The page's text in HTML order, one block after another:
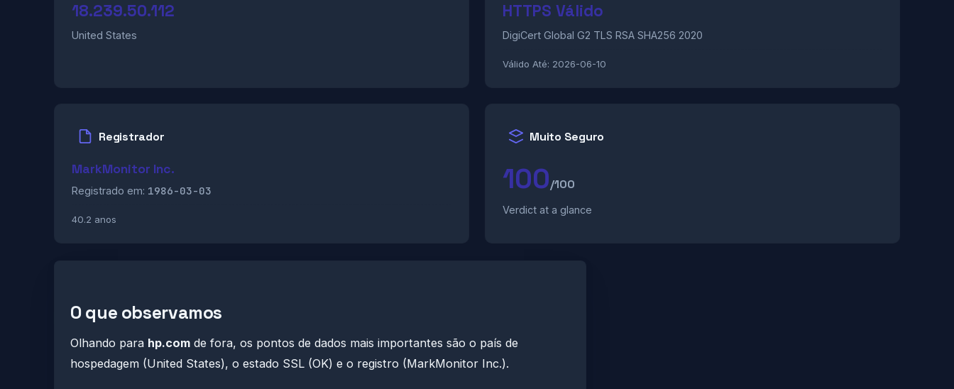
18.239.50.112
United States
HTTPS Válido
DigiCert Global G2 TLS RSA SHA256 2020
Válido Até: 2026-06-10
Registrador
MarkMonitor Inc.
Registrado em: 1986-03-03
40.2 anos
Muito Seguro
100/100
Verdict at a glance
O que observamos
Olhando para hp.com de fora, os pontos de dados mais importantes são o país de
hospedagem (United States), o estado SSL (OK) e o registro (MarkMonitor Inc.).